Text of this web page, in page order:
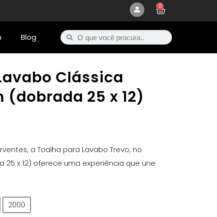
0
Blog
Clássica
(dobrada 25 x 12)
a Toalha para Lavabo Trevo, no
25 x 12) oferece uma experiência que une
2000